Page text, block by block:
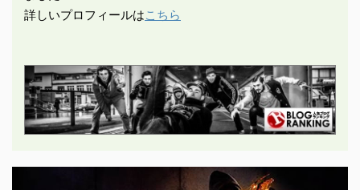
詳しいプロフィールはこちら